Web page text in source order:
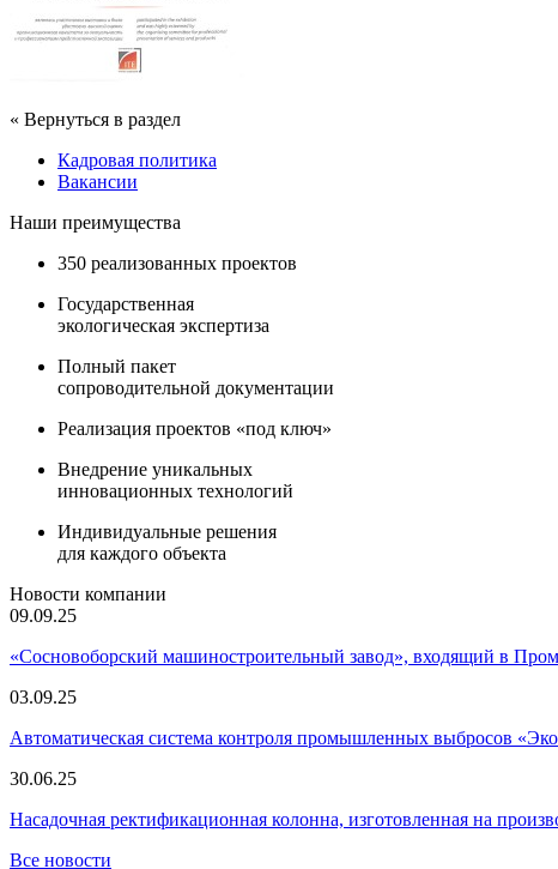
« Вернуться в раздел
Кадровая политика
Вакансии
Наши преимущества
350 реализованных проектов
Государственная
экологическая экспертиза
Полный пакет
сопроводительной документации
Реализация проектов «под ключ»
Внедрение уникальных
инновационных технологий
Индивидуальные решения
для каждого объекта
Новости компании
09.09.25
«Сосновоборский машиностроительный завод», входящий в
03.09.25
Автоматическая система контроля промышленных выбросов
30.06.25
Насадочная ректификационная колонна, изготовленная на
Все новости